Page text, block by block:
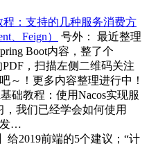
程：支持的几种服务消费方
、Feign）
号外： 最近整理
Boot内容，整了个
PDF，扫描左侧二维码关注
～！更多内容整理进行中！
础教程：使用Nacos实现服
我们已经学会如何使用
发…
给2019前端的5个建议；“计